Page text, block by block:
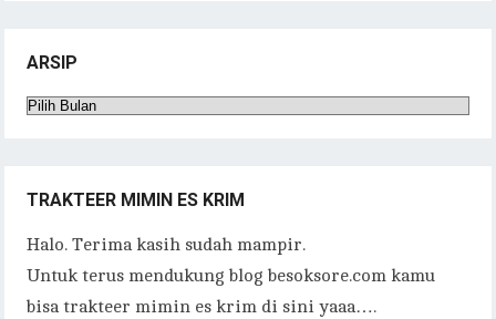
ARSIP
Arsip
TRAKTEER MIMIN ES KRIM
Halo. Terima kasih sudah mampir.
Untuk terus mendukung blog besoksore.com kamu
bisa trakteer mimin es krim di sini yaaa….